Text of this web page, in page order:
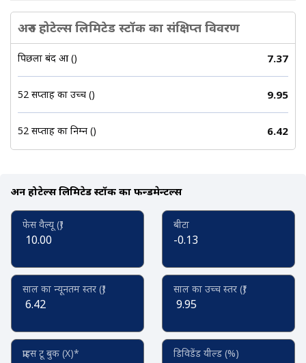
अरुन होटेल्स लिमिटेड स्टॉक का संक्षिप्त विवरण
पिछला बंद हुआ (₹) 7.37
52 सप्ताह का उच्च (₹) 9.95
52 सप्ताह का निम्न (₹) 6.42
अरुन होटेल्स लिमिटेड स्टॉक का फन्डमेन्टल्स
फेस वैल्यू (₹)
10.00
बीटा
-0.13
साल का न्यूनतम स्तर (₹)
6.42
साल का उच्च स्तर (₹)
9.95
प्राइस टू बुक (X)* डिविडेंड यील्ड (%)